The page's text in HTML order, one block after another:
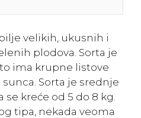
velikih, ukusnih i
plodova. Sorta je
ima krupne listove
Sorta je srednje
se kreće od 5 do 8 kg.
tipa, nekada veoma